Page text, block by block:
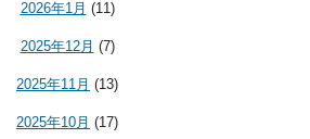
2026年1月 (11)
2025年12月 (7)
2025年11月 (13)
2025年10月 (17)